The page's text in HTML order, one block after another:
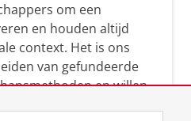
om een
en houden altijd
context. Het is ons
van gefundeerde
en willen